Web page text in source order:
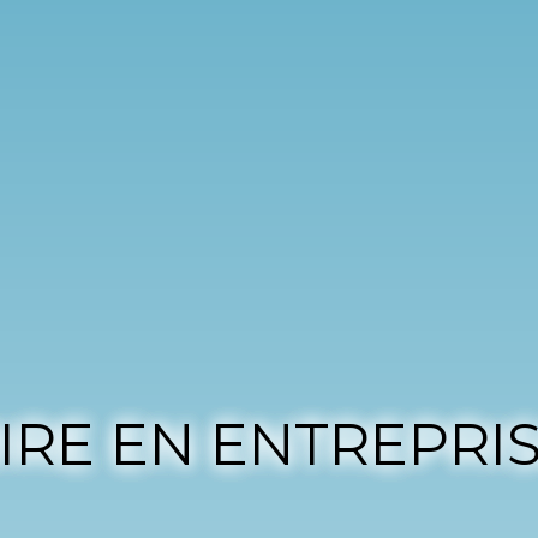
EN